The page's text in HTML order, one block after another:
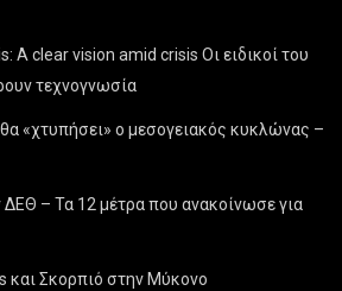
A clear vision amid crisis Οι ειδικοί του
τεχνογνωσία
«χτυπήσει» ο μεσογειακός κυκλώνας –
– Τα 12 μέτρα που ανακοίνωσε για
και Σκορπιό στην Μύκονο